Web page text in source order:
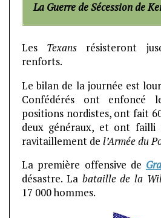
La Guerre de Sécession de
Les Texans résisteront
renforts.
Le bilan de la journée est
Confédérés ont enfoncé
positions nordistes, ont fait
deux généraux, et ont failli
ravitaillement del’Armée du
La première offensive de
désastre. La bataille de la
17 000 hommes.